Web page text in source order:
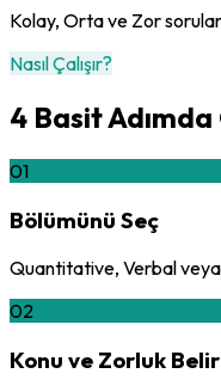
Kolay, Orta ve Zor
Nasıl Çalışır?
4 Basit
01
Bölümünü Seç
Quantitative, Verbal
02
Konu ve Zorluk